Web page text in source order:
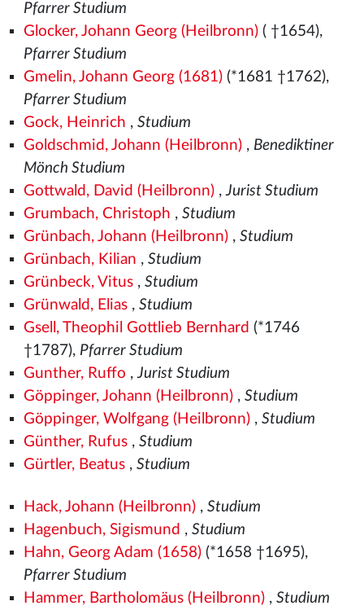
Pfarrer Studium
Glocker, Johann Georg (Heilbronn)( †1654),
Pfarrer Studium
Gmelin, Johann Georg (1681)(*1681 †1762),
Pfarrer Studium
Gock, Heinrich , Studium
Goldschmid, Johann (Heilbronn), Benediktiner
Mönch Studium
Gottwald, David (Heilbronn),Jurist Studium
Grumbach, Christoph , Studium
Grünbach, Johann (Heilbronn), Studium
Grünbach, Kilian , Studium
Grünbeck, Vitus, Studium
Grünwald, Elias, Studium
Gsell, Theophil Gottlieb Bernhard (*1746
†1787), Pfarrer Studium
Gunther, Ruffo ,Jurist Studium
Göppinger, Johann (Heilbronn), Studium
Göppinger, Wolfgang (Heilbronn), Studium
Günther, Rufus, Studium
Gürtler, Beatus, Studium
Hack, Johann (Heilbronn), Studium
Hagenbuch, Sigismund , Studium
Hahn, Georg Adam (1658)(*1658 †1695),
Pfarrer Studium
Hammer, Bartholomäus (Heilbronn), Studium